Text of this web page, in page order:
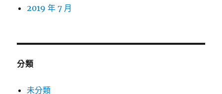
2019 年 7 月
分類
未分類